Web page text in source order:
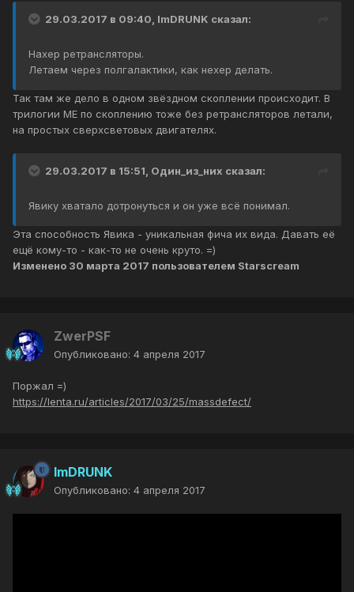
29.03.2017 в 09:40, ImDRUNK сказал:
Нахер ретрансляторы.
Летаем через полгалактики, как нехер делать.
Так там же дело в одном звёздном скоплении происходит. В
трилогии МЕ по скоплению тоже без ретрансляторов летали,
на простых сверхсветовых двигателях.
29.03.2017 в 15:51, Один_из_них сказал:
Явику хватало дотронуться и он уже всё понимал.
Эта способность Явика - уникальная фича их вида. Давать её
ещё кому-то - как-то не очень круто. =)
Изменено 30 марта 2017 пользователем Starscream
ZwerPSF
Опубликовано: 4 апреля 2017
Поржал =)
https://lenta.ru/articles/2017/03/25/massdefect/
ImDRUNK
Опубликовано: 4 апреля 2017